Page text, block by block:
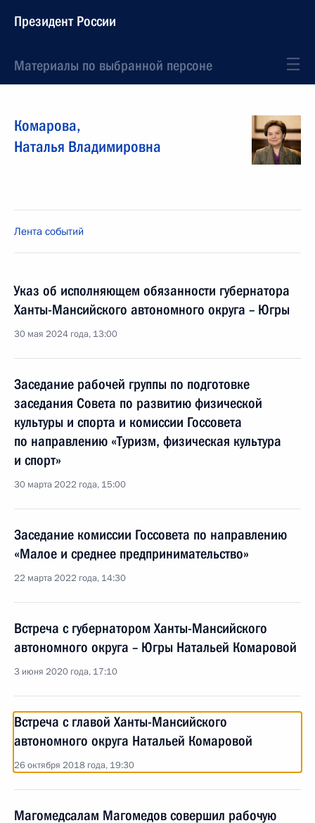
Президент России
Материалы по выбранной персоне
Комарова,
Наталья Владимировна
Лента событий
Указ об исполняющем обязанности губернатора
Ханты-Мансийского автономного округа – Югры
30 мая 2024 года, 13:00
Заседание рабочей группы по подготовке
заседания Совета по развитию физической
культуры и спорта и комиссии Госсовета
по направлению «Туризм, физическая культура
и спорт»
30 марта 2022 года, 15:00
Заседание комиссии Госсовета по направлению
«Малое и среднее предпринимательство»
22 марта 2022 года, 14:30
Встреча с губернатором Ханты-Мансийского
автономного округа – Югры Натальей Комаровой
3 июня 2020 года, 17:10
Встреча с главой Ханты-Мансийского
автономного округа Натальей Комаровой
26 октября 2018 года, 19:30
Магомедсалам Магомедов совершил рабочую